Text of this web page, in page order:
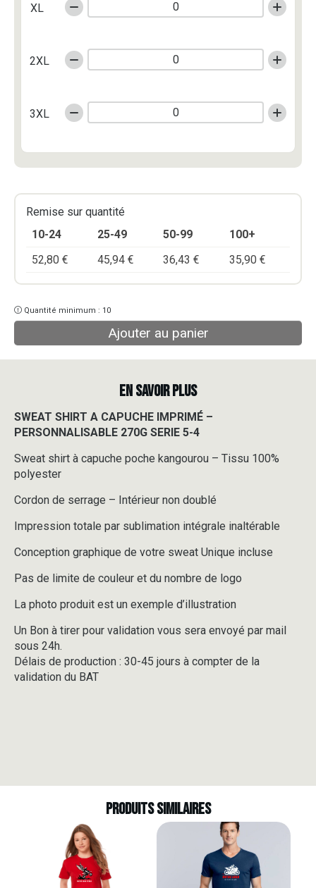
XL
2XL
3XL
Remise sur quantité
10-24
25-49 50-99
100+
52,80 € 45,94 € 36,43 € 35,90 €
Quantité minimum : 10
Ajouter au panier
EN SAVOIR PLUS
SWEAT SHIRT A CAPUCHE IMPRIMÉ –
PERSONNALISABLE 270G SERIE 5-4
Sweat shirt à capuche poche kangourou – Tissu 100%
polyester
Cordon de serrage – Intérieur non doublé
Impression totale par sublimation intégrale inaltérable
Conception graphique de votre sweat Unique incluse
Pas de limite de couleur et du nombre de logo
La photo produit est un exemple d’illustration
Un Bon à tirer pour validation vous sera envoyé par mail
sous 24h.
Délais de production : 30-45 jours à compter de la
validation du BAT
Produits similaires